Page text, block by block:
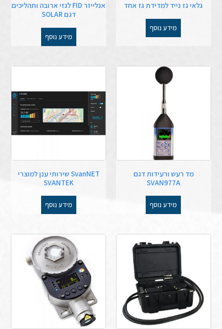
גלאי גז נייד למדידת גז אחד
מידע נוסף
אנלייזר FID לגזי ארובה ותהליכים
דגם SOLAR
מידע נוסף
מד רעש ורעידות דגם
SVAN977A
מידע נוסף
SvanNET שירותי ענן למוצרי
SVANTEK
מידע נוסף